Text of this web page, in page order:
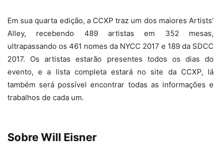
Em sua quarta edição, a CCXP traz um dos maiores Artists’
Alley, recebendo 489 artistas em 352 mesas,
ultrapassando os 461 nomes da NYCC 2017 e 189 da SDCC
2017. Os artistas estarão presentes todos os dias do
evento, e a lista completa estará no site da CCXP, lá
também será possível encontrar todas as informações e
trabalhos de cada um.
Sobre Will Eisner